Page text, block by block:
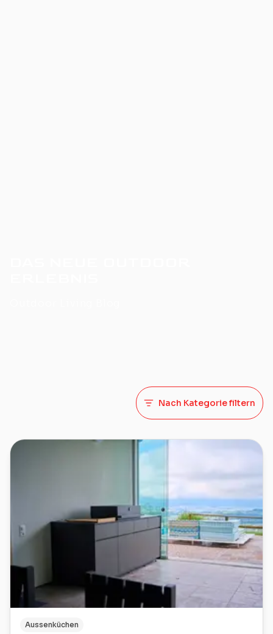
Nach Kategorie filtern
Aussenküchen